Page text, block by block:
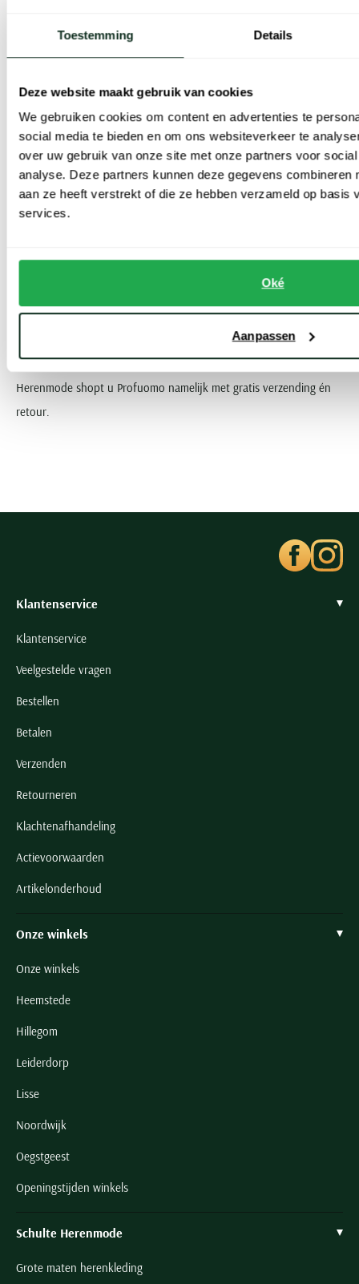
Toestemming Details
Deze website maakt gebruik van cookies
We gebruiken cookies om content en advertenties te
social media te bieden en om ons websiteverkeer te
over uw gebruik van onze site met onze partners voor
analyse. Deze partners kunnen deze gegevens combineren
aan ze heeft verstrekt of die ze hebben verzameld op basis
services.
Oké
Aanpassen
comfort in één
kwaliteit, stijl en comfort, slaagt u ongetwijfeld met een coltrui van
Profuomo. Gaat u voor een exemplaar in donkerblauw, zwart of
Hollandse bodem kunt u er bovendien zeker van uit gaan dat de
coltruien de Hollandse man perfect staan. Het maatbereik van
Profuomo truien voor heren beslaat maat Small tot en met 3XL.
Twijfelt u over de juiste maat? Kom dan gerust langs in een van
onze winkels. Onze medewerkers helpen u graag met het vinden
van de perfecte coltrui.
Past u liever thuis? Ook dat is natuurlijk geen probleem. Bij Schulte
Herenmode shopt u Profuomo namelijk met gratis verzending én
retour.
Klantenservice
Klantenservice
Veelgestelde vragen
Bestellen
Betalen
Verzenden
Retourneren
Klachtenafhandeling
Actievoorwaarden
Artikelonderhoud
Onze winkels
Onze winkels
Heemstede
Hillegom
Leiderdorp
Lisse
Noordwijk
Oegstgeest
Openingstijden winkels
Schulte Herenmode
Grote maten herenkleding